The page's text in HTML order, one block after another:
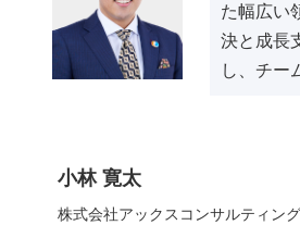
た幅広い
決と成長
し、チー
小林 寛太
株式会社アックスコンサルティング